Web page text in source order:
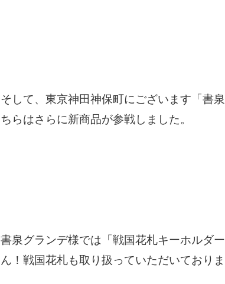
そして、東京神田神保町にございます「書
ちらはさらに新商品が参戦しました。
書泉グランデ様では「戦国花札キーホルダ
ん！戦国花札も取り扱っていただいておりま